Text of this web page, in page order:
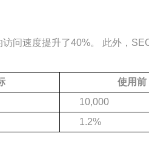
问速度提升了40%。 此外，
使用前
10,000
1.2%